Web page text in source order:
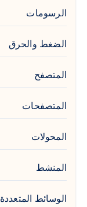
الرسومات
الضغط والحرق
المتصفح
المتصفحات
المحولات
المنشط
الوسائط المتعددة